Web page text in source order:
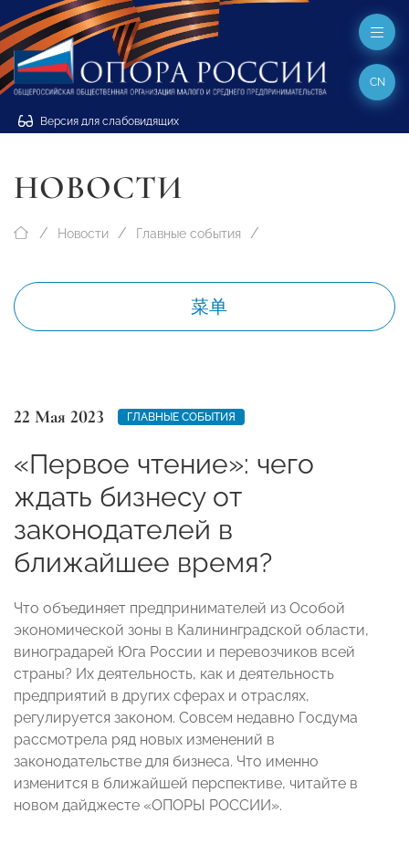
Версия для слабовидящих
CN
НОВОСТИ
Новости Главные события
菜单
22 Мая 2023 ГЛАВНЫЕ СОБЫТИЯ
«Первое чтение»: чего
ждать бизнесу от
законодателей в
ближайшее время?
Что объединяет предпринимателей из Особой
экономической зоны в Калининградской области,
виноградарей Юга России и перевозчиков всей
страны? Их деятельность, как и деятельность
предприятий в других сферах и отраслях,
регулируется законом. Совсем недавно Госдума
рассмотрела ряд новых изменений в
законодательстве для бизнеса. Что именно
изменится в ближайшей перспективе, читайте в
новом дайджесте «ОПОРЫ РОССИИ».